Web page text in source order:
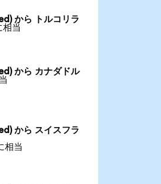
から トルコリラ
相当
から カナダドル
から スイスフラ
相当